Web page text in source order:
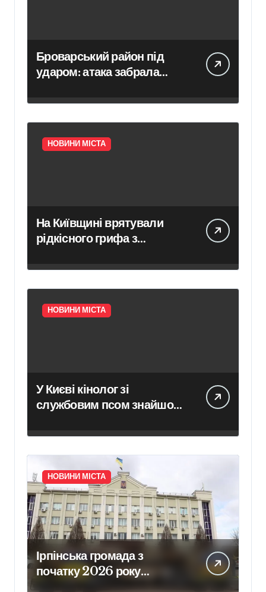
Броварський район під
ударом: атака забрала
них дитина
НОВИНИ МІСТА
На Київщині врятували
рідкісного грифа з
Червоної книги
НОВИНИ МІСТА
У Києві кінолог зі
службовим псом знайшов
НОВИНИ МІСТА
Ірпінська громада з
початку 2026 року
забезпечила армію 640